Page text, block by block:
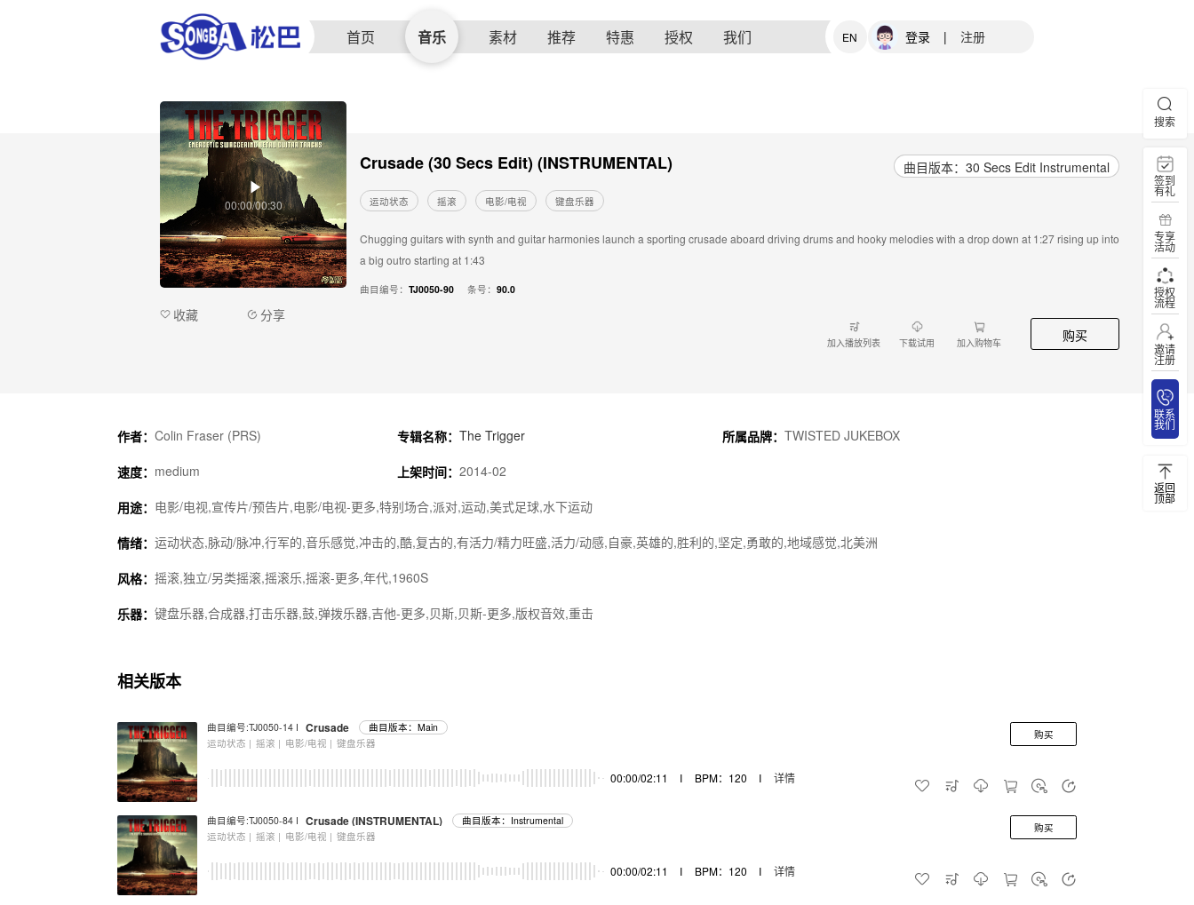
首页 音乐 素材 推荐 特惠 授权 我们 EN 登录 | 注册
Crusade (30 Secs Edit) (INSTRUMENTAL) 曲目版本：30 Secs Edit Instrumental
运动状态 摇滚 电影/电视 键盘乐器
Chugging guitars with synth and guitar harmonies launch a sporting crusade aboard driving drums and hooky melodies with a drop down at 1:27 rising up into
a big outro starting at 1:43
曲目编号： TJ0050-90 条号： 90.0
加入播放列表 下载试用 加入购物车 购买
00:00/00:30
收藏 分享
作者： Colin Fraser (PRS) 专辑名称： The Trigger 所属品牌： TWISTED JUKEBOX
速度： medium 上架时间： 2014-02
用途： 电影/电视,宣传片/预告片,电影/电视-更多,特别场合,派对,运动,美式足球,水下运动
情绪： 运动状态,脉动/脉冲,行军的,音乐感觉,冲击的,酷,复古的,有活力/精力旺盛,活力/动感,自豪,英雄的,胜利的,坚定,勇敢的,地域感觉,北美洲
风格： 摇滚,独立/另类摇滚,摇滚乐,摇滚-更多,年代,1960S
乐器： 键盘乐器,合成器,打击乐器,鼓,弹拨乐器,吉他-更多,贝斯,贝斯-更多,版权音效,重击
相关版本
曲目编号:TJ0050-14 I Crusade
曲目版本：Main
运动状态 | 摇滚 | 电影/电视 | 键盘乐器
00:00/02:11 I BPM：120 I 详情
购买
曲目编号:TJ0050-84 I Crusade (INSTRUMENTAL)
曲目版本：Instrumental
运动状态 | 摇滚 | 电影/电视 | 键盘乐器
00:00/02:11 I BPM：120 I 详情
购买
搜索
签到
有礼
专享
活动
授权
流程
邀请
注册
联系
我们
返回
顶部